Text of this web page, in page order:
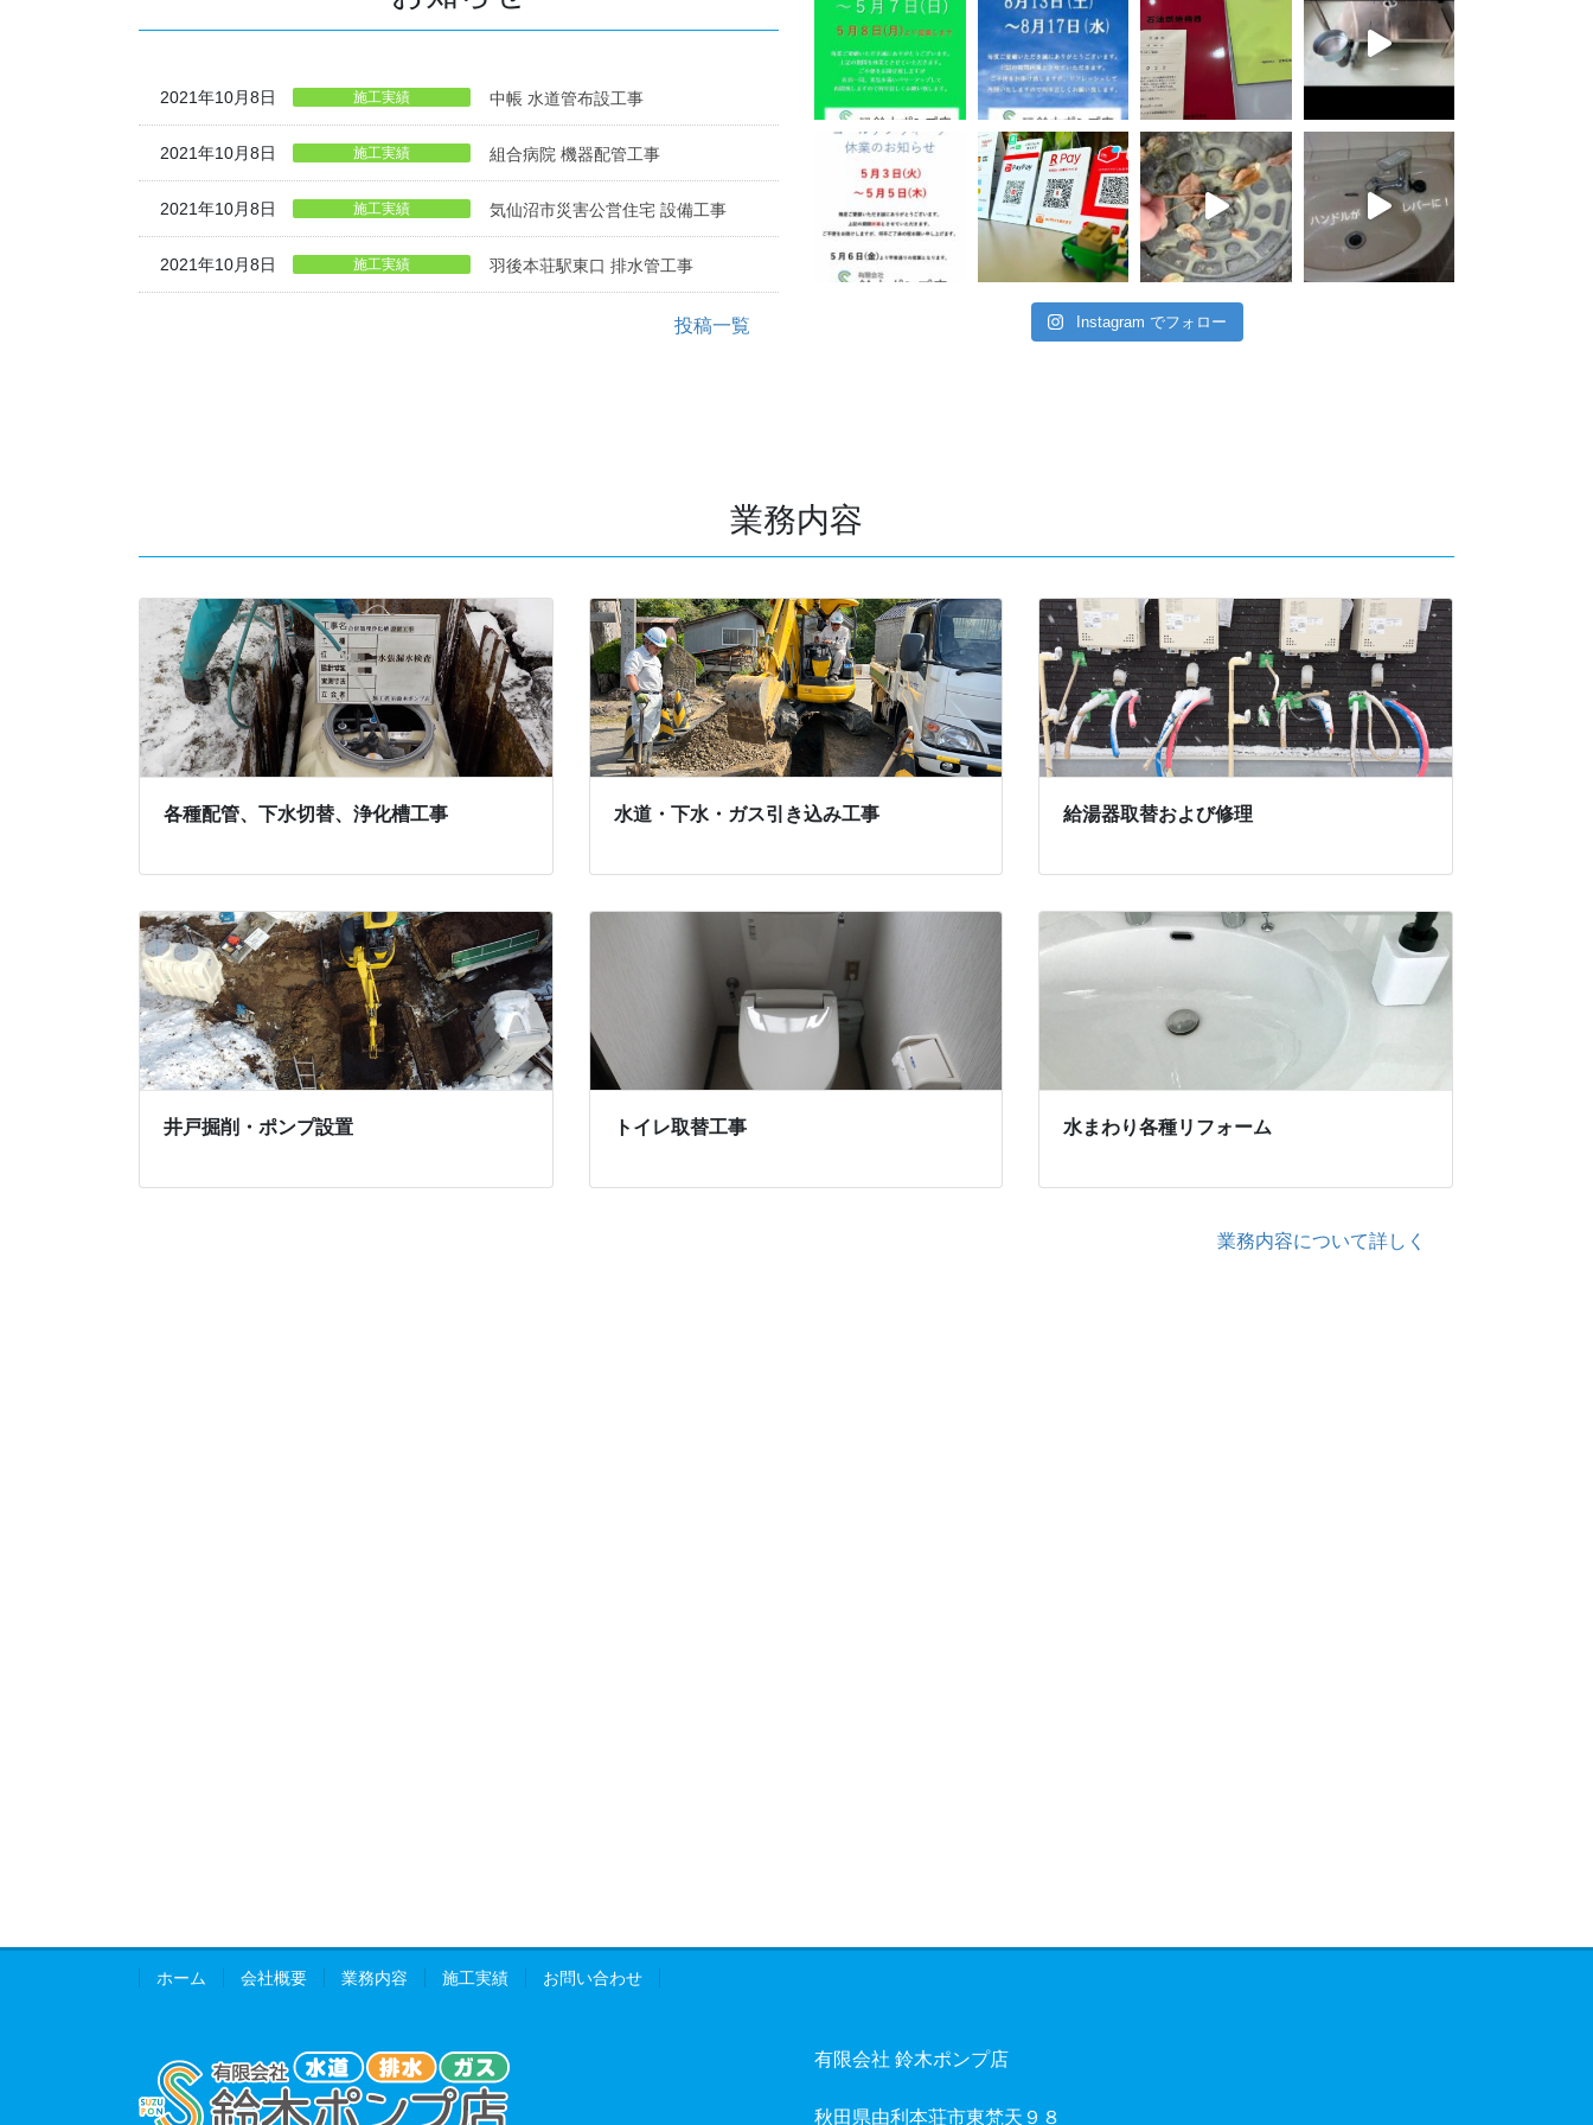
2021年10月8日 施工実績 中帳 水道管布設工事
2021年10月8日 施工実績 組合病院 機器配管工事
2021年10月8日 施工実績 気仙沼市災害公営住宅 設備工事
2021年10月8日 施工実績 羽後本荘駅東口 排水管工事
投稿一覧 Instagram でフォロー
業務内容
各種配管、下水切替、浄化槽工事 水道・下水・ガス引き込み工事 給湯器取替および修理
井戸掘削・ポンプ設置 トイレ取替工事 水まわり各種リフォーム
業務内容について詳しく
ホーム 会社概要 業務内容 施工実績 お問い合わせ
有限会社 鈴木ポンプ店
秋田県由利本荘市東梵天９８